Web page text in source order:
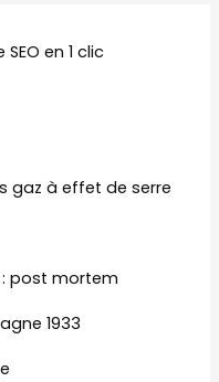
en 1 clic
gaz à effet de serre
post mortem
1933